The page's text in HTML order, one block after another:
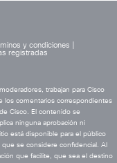
y condiciones
registradas
trabajan para Cisco
los comentarios correspondientes
Cisco. El contenido se
ninguna aprobación ni
está disponible para el público
se considere confidencial. Al
que facilite, que sea el destino